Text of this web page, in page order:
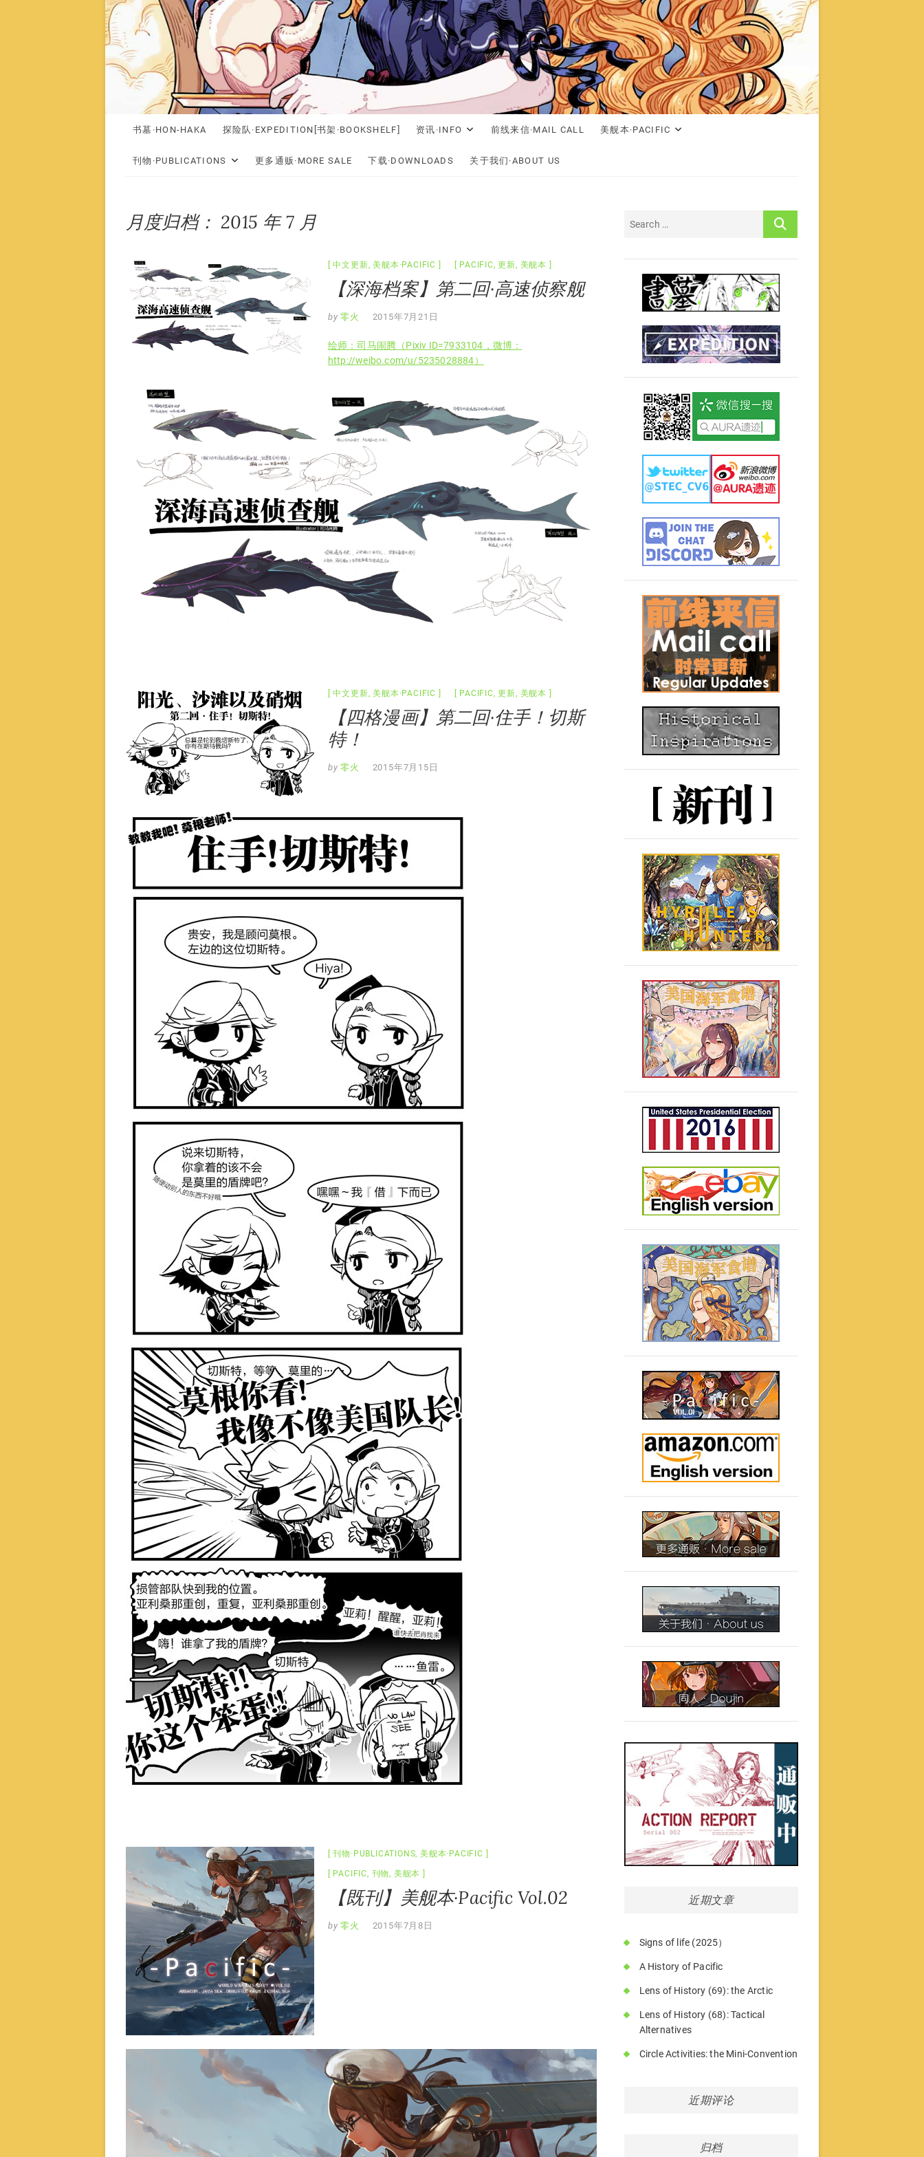
书墓·HON-HAKA 探险队·EXPEDITION[书架·BOOKSHELF] 资讯·INFO 前线来信·MAIL CALL 美舰本·PACIFIC
刊物·PUBLICATIONS 更多通贩·MORE SALE 下载·DOWNLOADS 关于我们·ABOUT US
月度归档：2015 年 7 月
中文更新,美舰本·PACIFIC PACIFIC,更新, 美舰本
【深海档案】第二回·高速侦察舰
by 零火 2015年7月21日
绘师：司马闹腾（Pixiv ID=7933104 ，微博：
http://weibo.com/u/5235028884）
中文更新,美舰本·PACIFIC PACIFIC,更新, 美舰本
【四格漫画】第二回·住手！切斯
特！
by 零火 2015年7月15日
刊物·PUBLICATIONS,美舰本·PACIFIC
PACIFIC, 刊物, 美舰本
【既刊】美舰本·Pacific Vol.02
by 零火 2015年7月8日
近期文章
Signs of life (2025）
A History of Pacific
Lens of History (69): the Arctic
Lens of History (68): Tactical
Alternatives
Circle Activities: the Mini-Convention
近期评论
归档